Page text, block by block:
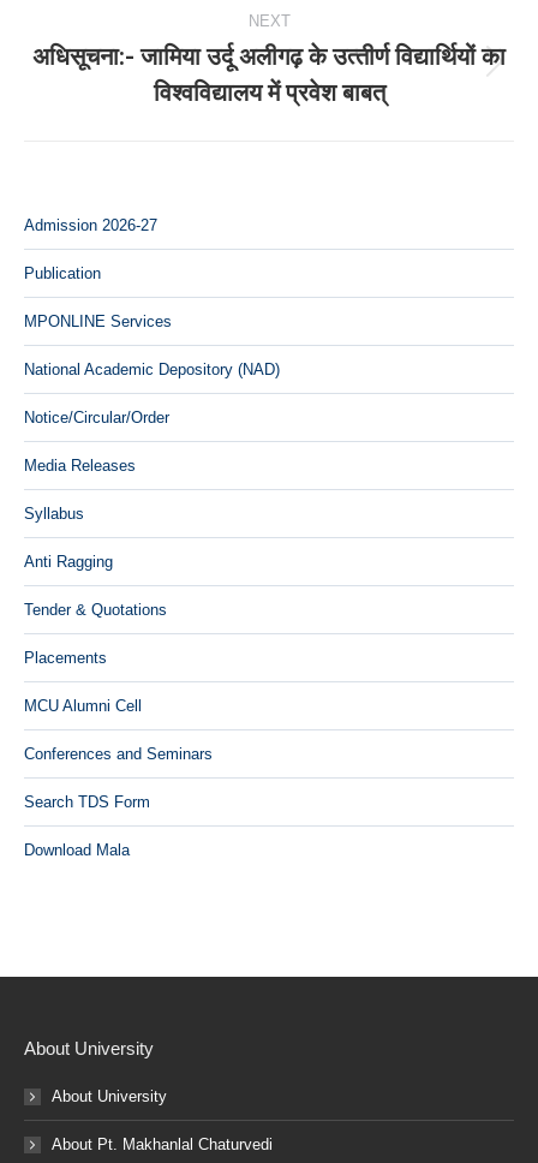
NEXT
Next
post:
अधिसूचना:- जामिया उर्दू अलीगढ़ के उत्‍तीर्ण विद्यार्थियों का
विश्‍वविद्यालय में प्रवेश बाबत्
Admission 2026-27
Publication
MPONLINE Services
National Academic Depository (NAD)
Notice/Circular/Order
Media Releases
Syllabus
Anti Ragging
Tender & Quotations
Placements
MCU Alumni Cell
Conferences and Seminars
Search TDS Form
Download Mala
About University
About University
About Pt. Makhanlal Chaturvedi